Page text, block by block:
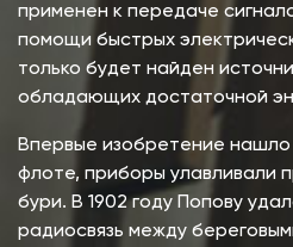
применен к передаче
помощи быстрых
только будет найден
обладающих достаточной
Впервые изобретение
флоте, приборы улавливали
бури. В 1902 году Попову
радиосвязь между